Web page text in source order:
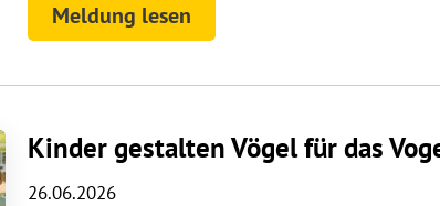
Meldung lesen
Kinder gestalten Vögel für das
26.06.2026